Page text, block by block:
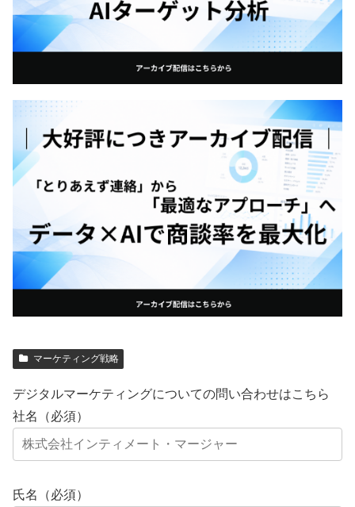
マーケティング戦略
デジタルマーケティングについての問い合わせはこちら
社名（必須）
氏名（必須）